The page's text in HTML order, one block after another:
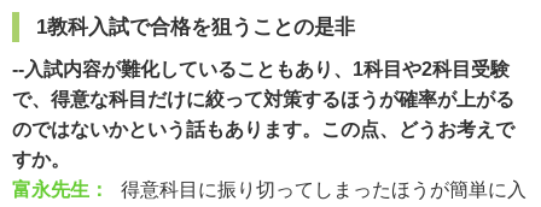
1教科入試で合格を狙うことの是非
--入試内容が難化していることもあり、1科目や2科目受験
で、得意な科目だけに絞って対策するほうが確率が上がる
のではないかという話もあります。この点、どうお考えで
すか。
富永先生：
得意科目に振り切ってしまったほうが簡単に入